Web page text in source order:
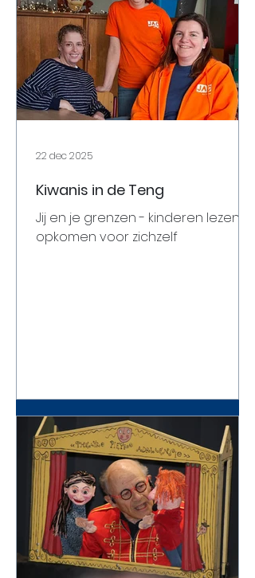
Cliniclowns in het Jessa Ziekenhuis
te financieren voor een bedrag
van 14
Kiwanis in de Teng
Jij en je grenzen - kinderen lezen
opkomen voor zichzelf
22 dec 2025